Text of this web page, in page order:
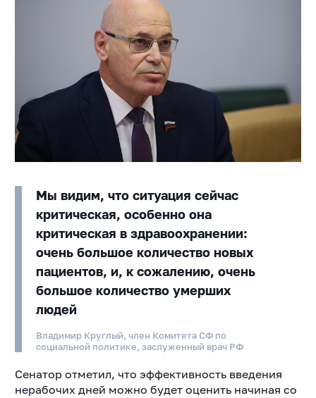
Мы видим, что ситуация сейчас
критическая, особенно она
критическая в здравоохранении:
очень большое количество новых
пациентов, и, к сожалению, очень
большое количество умерших
людей
Владимир Круглый, член Комитета СФ по
социальной политике, заслуженный врач РФ
Сенатор отметил, что эффективность введения
нерабочих дней можно будет оценить начиная со